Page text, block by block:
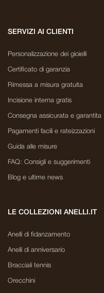
SERVIZI AI CLIENTI
Personalizzazione dei gioielli
Certificato di garanzia
Rimessa a misura gratuita
Incisione interna gratis
Consegna assicurata e garantita
Pagamenti facili e rateizzazioni
Guida alle misure
FAQ: Consigli e suggerimenti
Blog e ultime news
LE COLLEZIONI ANELLI.IT
Anelli di fidanzamento
Anelli di anniversario
Bracciali tennis
Orecchini